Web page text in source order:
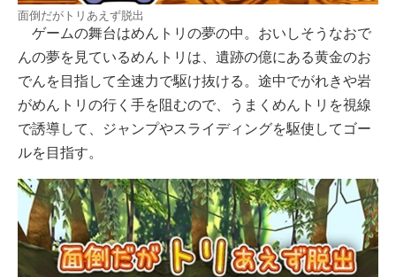
面倒だがトリあえず脱出
ゲームの舞台はめんトリの夢の中。おいしそうなおで
んの夢を見ているめんトリは、遺跡の億にある黄金のお
でんを目指して全速力で駆け抜ける。途中でがれきや岩
がめんトリの行く手を阻むので、うまくめんトリを視線
で誘導して、ジャンプやスライディングを駆使してゴー
ルを目指す。